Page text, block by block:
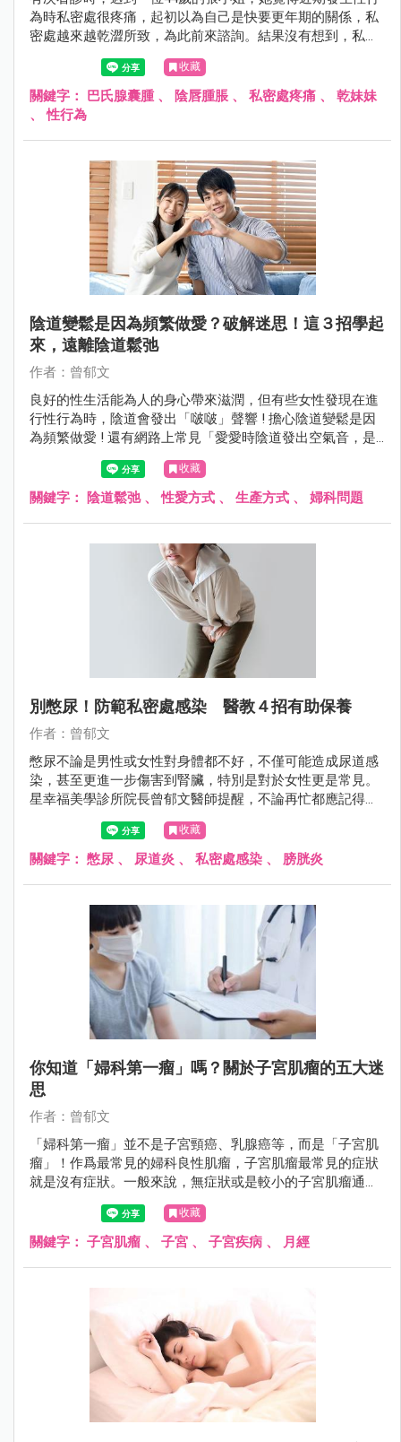
為時私密處很疼痛，起初以為自己是快要更年期的關係，私
密處越來越乾澀所致，為此前來諮詢。結果沒有想到，私密
處的乾澀問題並不是因為快要更年期的關係！究竟還有什麼
原因會導致突然擁有「乾妹妹」？！就讓我們繼續看下去
吧！
收藏
關鍵字： 巴氏腺囊腫、 陰唇腫脹 、 私密處疼痛 、 乾妹妹
、性行為
陰道變鬆是因為頻繁做愛？破解迷思！這３招學起
來，遠離陰道鬆弛
作者：曾郁文
良好的性生活能為人的身心帶來滋潤，但有些女性發現在進
行性行為時，陰道會發出「啵啵」聲響 ! 擔心陰道變鬆是因
為頻繁做愛 ! 還有網路上常見「愛愛時陰道發出空氣音，是
陰道鬆弛嗎？」的說法，今天就來為大家說明陰道鬆弛及預
收藏
關鍵字： 陰道鬆弛、性愛方式 、 生產方式 、 婦科問題
別憋尿！防範私密處感染 醫教４招有助保養
作者：曾郁文
憋尿不論是男性或女性對身體都不好，不僅可能造成尿道感
染，甚至更進一步傷害到腎臟，特別是對於女性更是常見。
星幸福美學診所院長曾郁文醫師提醒，不論再忙都應記得上
廁所，以避免感染情況發生。
收藏
關鍵字： 憋尿 、 尿道炎 、 私密處感染 、 膀胱炎
你知道「婦科第一瘤」嗎？關於子宮肌瘤的五大迷
思
作者：曾郁文
「婦科第一瘤」並不是子宮頸癌、乳腺癌等，而是「子宮肌
瘤」！作爲最常見的婦科良性肌瘤，子宮肌瘤最常見的症狀
就是沒有症狀。一般來說，無症狀或是較小的子宮肌瘤通常
不需要手術方式處理，但若出現下列4種情況，就要注意
收藏
關鍵字： 子宮肌瘤 、 子宮 、 子宮疾病 、 月經